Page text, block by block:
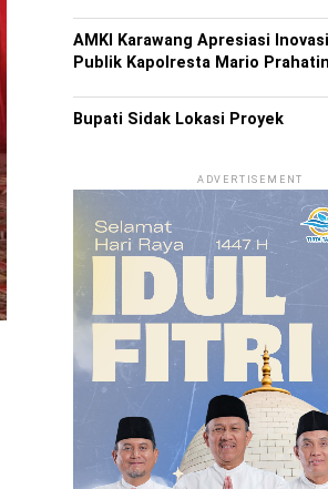
AMKI Karawang Apresiasi
Publik Kapolresta Mario
Bupati Sidak Lokasi Proyek
ADVERTISEMENT